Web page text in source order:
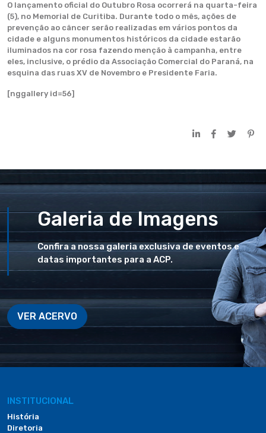
O lançamento oficial do Outubro Rosa ocorrerá na quarta-feira
(5), no Memorial de Curitiba. Durante todo o mês, ações de
prevenção ao câncer serão realizadas em vários pontos da
cidade e alguns monumentos históricos da cidade estarão
iluminados na cor rosa fazendo menção à campanha, entre
eles, inclusive, o prédio da Associação Comercial do Paraná, na
esquina das ruas XV de Novembro e Presidente Faria.
[nggallery id=56]
Galeria de Imagens
Confira a nossa galeria exclusiva de eventos e
datas importantes para a ACP.
VER ACERVO
INSTITUCIONAL
História
Diretoria